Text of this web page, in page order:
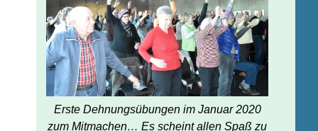
Erste Dehnungsübungen im Januar 2020
zum Mitmachen… Es scheint allen Spaß zu